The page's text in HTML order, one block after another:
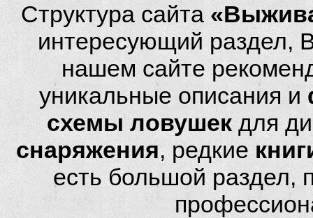
Структура сайта
интересующий раздел,
нашем сайте
уникальные описания и
схемы ловушек для
снаряжения, редкие
есть большой